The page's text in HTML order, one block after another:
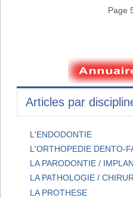
Page
Articles par
L'ENDODONTIE
L'ORTHOPEDIE DENTO-
LA PARODONTIE /
LA PATHOLOGIE /
LA PROTHESE